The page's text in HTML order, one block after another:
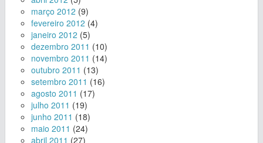
março 2012 (9)
fevereiro 2012 (4)
janeiro 2012 (5)
dezembro 2011 (10)
novembro 2011 (14)
outubro 2011 (13)
setembro 2011 (16)
agosto 2011 (17)
julho 2011 (19)
junho 2011 (18)
maio 2011 (24)
abril 2011 (27)